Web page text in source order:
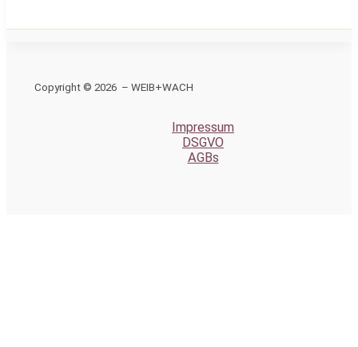
Copyright © 2026 – WEIB+WACH
Impressum
DSGVO
AGBs